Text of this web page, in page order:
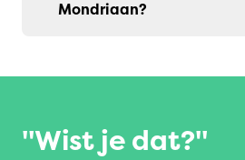
Mondriaan?
Wist je dat?